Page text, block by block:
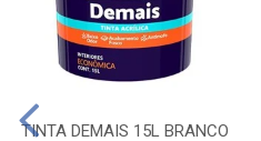
TINTA DEMAIS 15L BRANCO